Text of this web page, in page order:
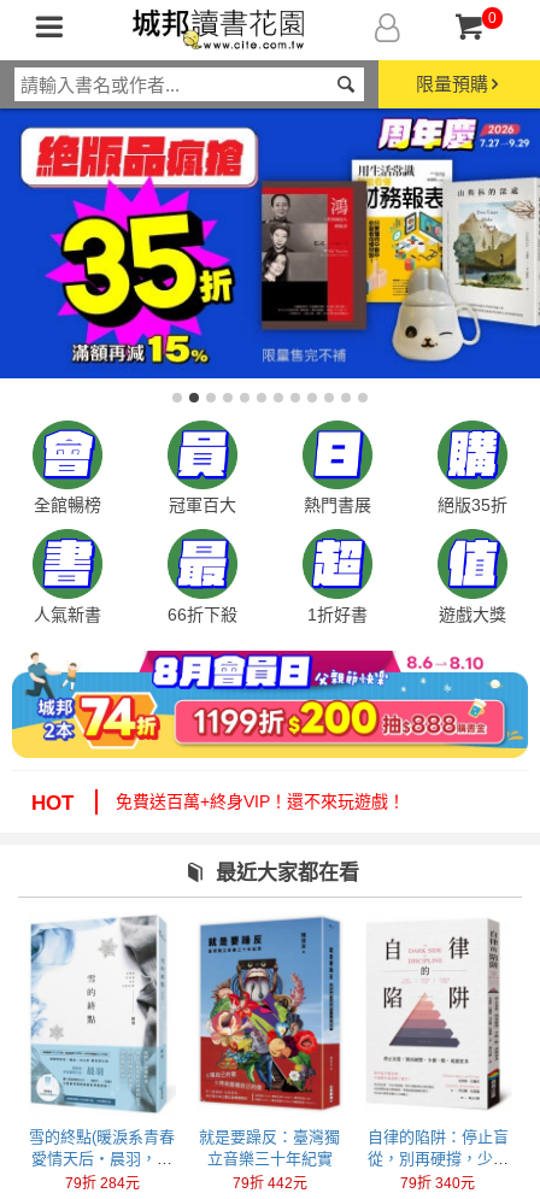
0
限量預購
全館暢榜 冠軍百大 熱門書展 絕版35折
人氣新書 66折下殺 1折好書 遊戲大獎
HOT
絕版35折，年度唯一！快來周年慶逛逛！
周年慶1折起！滿額再減15%送6折券！
最近大家都在看
雪的終點(暖淚系青春
愛情天后‧晨羽，全
新加筆黑暗純愛系列
79折 284元
就是要躁反：臺灣獨
立音樂三十年紀實
79折 442元
自律的陷阱：停止盲
從，別再硬撐，少做
一點，成就更多
79折 340元